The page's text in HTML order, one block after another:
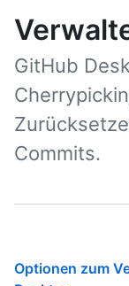
GitHub
Commits.
Optionen zum